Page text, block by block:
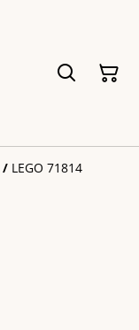
/ LEGO 71814